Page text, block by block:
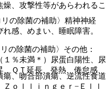
の除菌の補助〉精神神経
感、めまい、睡眠障害。
の除菌の補助〉その他：
１％未満＊）尿蛋白陽性、尿
ＱＴ延長、発熱、倦怠感、
、攻撃性等があらわれるこ
、吻合部潰瘍、逆流性食道
ｏｌｌｉｎｇｅｒ−Ｅｌｌ